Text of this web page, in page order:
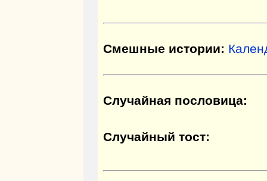
Смешные истории:
Случайная пословица:
Случайный тост: